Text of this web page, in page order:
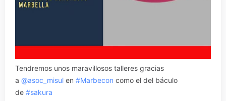
Tendremos unos maravillosos talleres gracias
a @asoc_misul en #Marbecon como el del báculo
de #sakura